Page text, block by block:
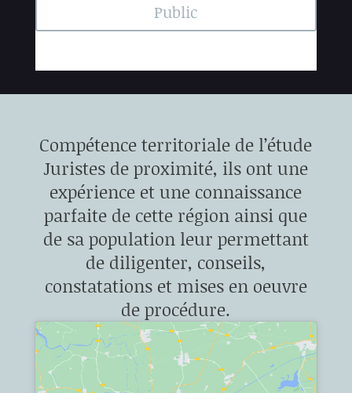
Public
Compétence territoriale de l’étude
Juristes de proximité, ils ont une
expérience et une connaissance
parfaite de cette région ainsi que
de sa population leur permettant
de diligenter, conseils,
constatations et mises en oeuvre
de procédure.